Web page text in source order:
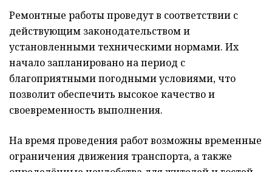
Ремонтные работы проведут в соответствии с
действующим законодательством и
установленными техническими нормами. Их
начало запланировано на период с
благоприятными погодными условиями, что
позволит обеспечить высокое качество и
своевременность выполнения.
На время проведения работ возможны временные
ограничения движения транспорта, а также